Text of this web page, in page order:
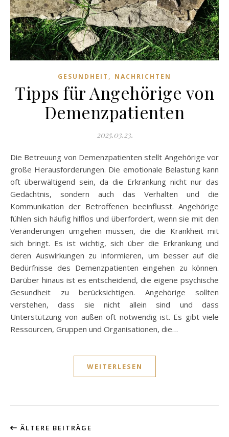
GESUNDHEIT , NACHRICHTEN
Tipps für Angehörige von
Demenzpatienten
2025.03.23.
Die Betreuung von Demenzpatienten stellt Angehörige vor
große Herausforderungen. Die emotionale Belastung kann
oft überwältigend sein, da die Erkrankung nicht nur das
Gedächtnis, sondern auch das Verhalten und die
Kommunikation der Betroffenen beeinflusst. Angehörige
fühlen sich häufig hilflos und überfordert, wenn sie mit den
Veränderungen umgehen müssen, die die Krankheit mit
sich bringt. Es ist wichtig, sich über die Erkrankung und
deren Auswirkungen zu informieren, um besser auf die
Bedürfnisse des Demenzpatienten eingehen zu können.
Darüber hinaus ist es entscheidend, die eigene psychische
Gesundheit zu berücksichtigen. Angehörige sollten
verstehen, dass sie nicht allein sind und dass
Unterstützung von außen oft notwendig ist. Es gibt viele
Ressourcen, Gruppen und Organisationen, die…
WEITERLESEN
ÄLTERE BEITRÄGE